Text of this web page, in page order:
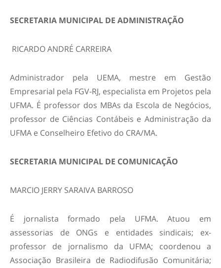
SECRETARIA MUNICIPAL DE ADMINISTRAÇÃO
RICARDO ANDRÉ CARREIRA
Administrador pela UEMA, mestre em Gestão
Empresarial pela FGV-RJ, especialista em Projetos pela
UFMA. É professor dos MBAs da Escola de Negócios,
professor de Ciências Contábeis e Administração da
UFMA e Conselheiro Efetivo do CRA/MA.
SECRETARIA MUNICIPAL DE COMUNICAÇÃO
MARCIO JERRY SARAIVA BARROSO
É jornalista formado pela UFMA. Atuou em
assessorias de ONGs e entidades sindicais; ex-
professor de jornalismo da UFMA; coordenou a
Associação Brasileira de Radiodifusão Comunitária;